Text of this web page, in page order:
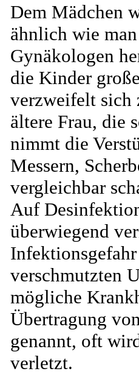
Dem Mädchen
ähnlich wie
Gynäkologen
die Kinder
verzweifelt sich
ältere Frau, die
nimmt die
Messern,
vergleichbar
Auf
überwiegend
verschmutzten
mögliche
Übertragung
genannt, oft
verletzt.